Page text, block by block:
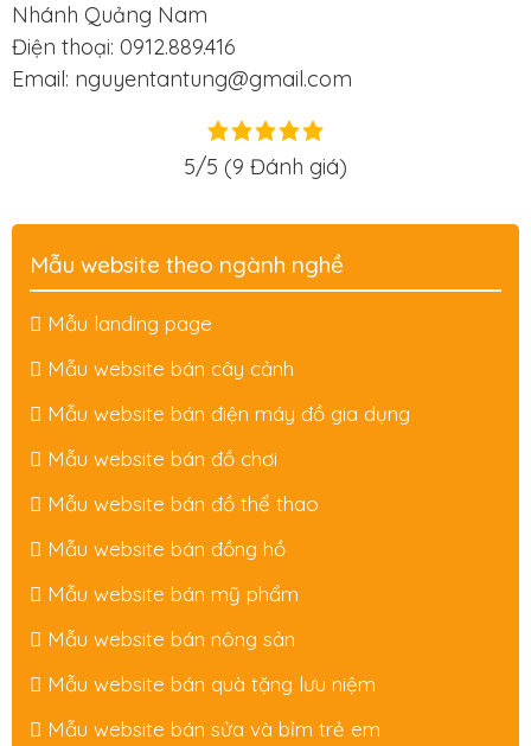
Nhánh Quảng Nam
Điện thoại: 0912.889.416
Email: nguyentantung@gmail.com
5/5 (9 Đánh giá)
Mẫu website theo ngành nghề
Mẫu landing page
Mẫu website bán cây cảnh
Mẫu website bán điện máy đồ gia dụng
Mẫu website bán đồ chơi
Mẫu website bán đồ thể thao
Mẫu website bán đồng hồ
Mẫu website bán mỹ phẩm
Mẫu website bán nông sản
Mẫu website bán quà tặng lưu niệm
Mẫu website bán sửa và bỉm trẻ em